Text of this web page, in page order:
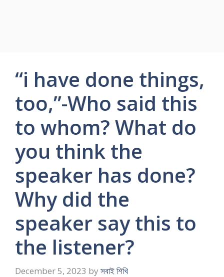
“i have done things,
too,”-Who said this
to whom? What do
you think the
speaker has done?
Why did the
speaker say this to
the listener?
December 5, 2023 by সবাই শিখি